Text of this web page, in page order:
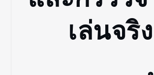
เล่นจริง